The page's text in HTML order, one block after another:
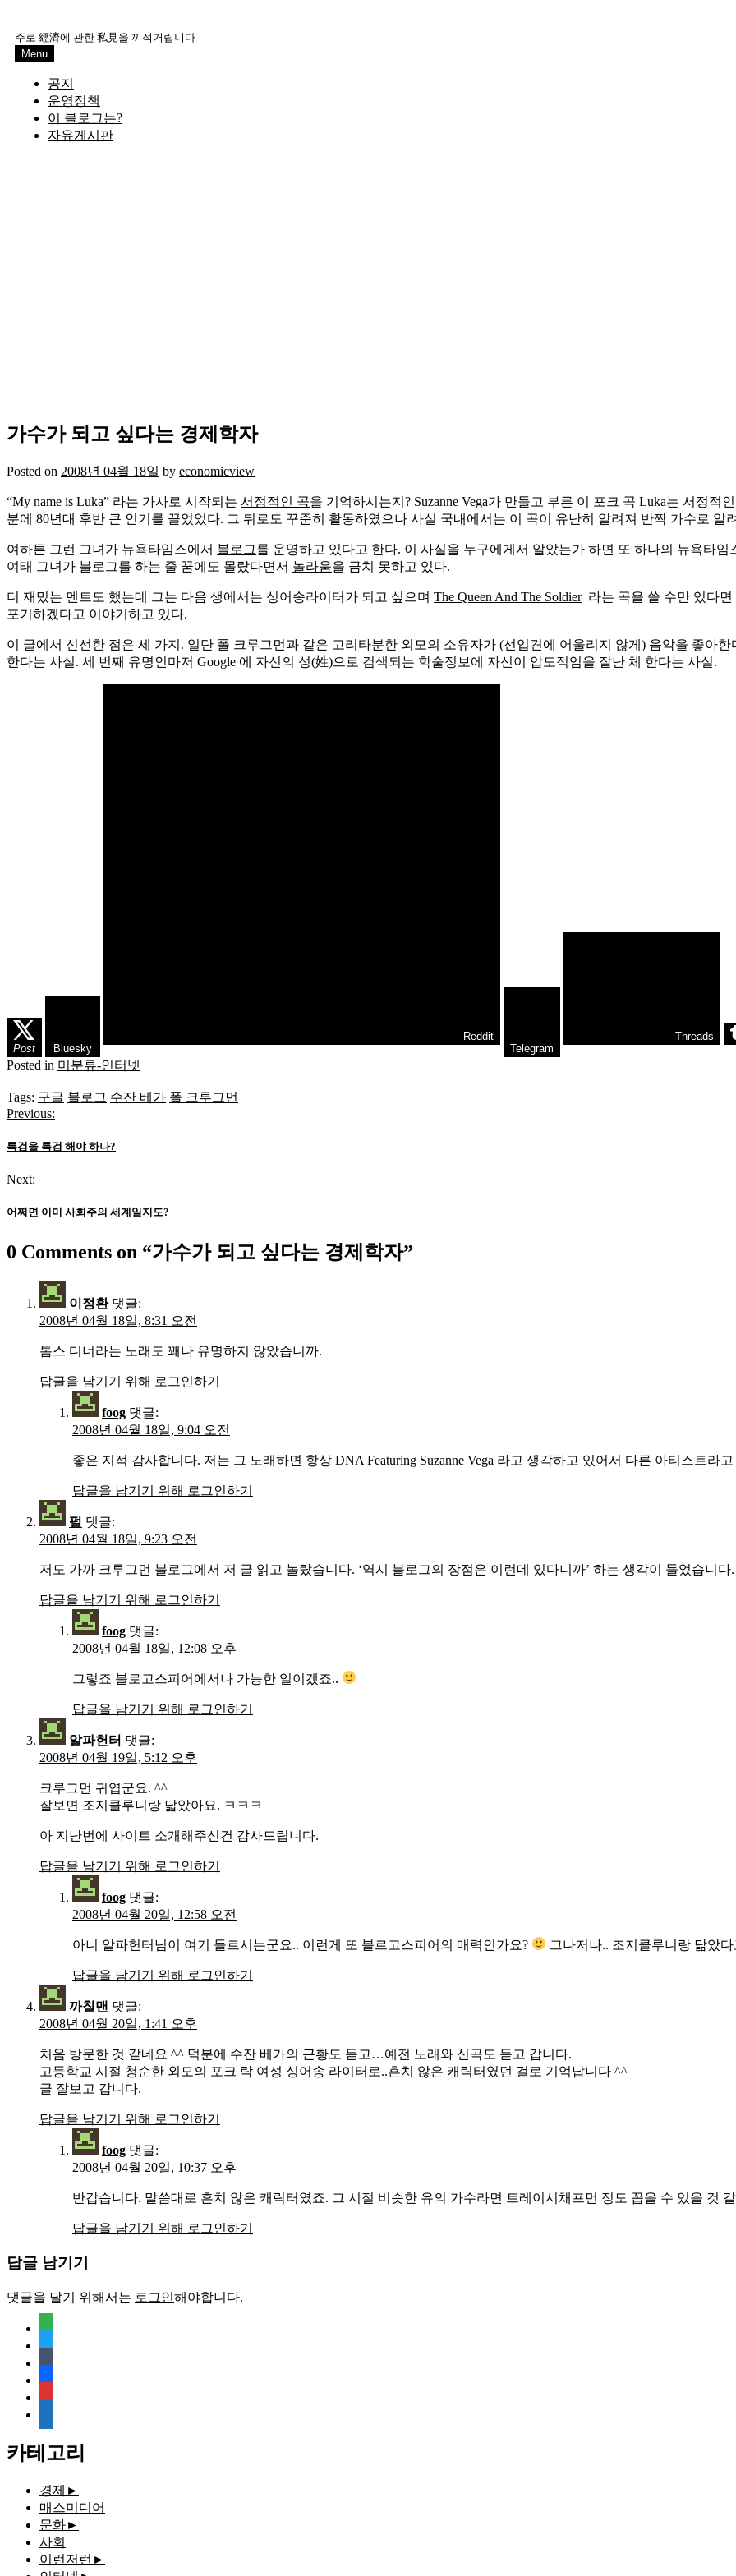
content
주로 經濟에 관한 私見을 끼적거립니다
Menu
공지
운영정책
이 블로그는?
자유게시판
가수가 되고 싶다는 경제학자
Posted on 2008년 04월 18일 by economicview
“My name is Luka” 라는 가사로 시작되는 서정적인 곡을 기억하시는지? Suzanne Vega가 만들고 부른 이 포크 곡 Luka는 서정
분에 80년대 후반 큰 인기를 끌었었다. 그 뒤로도 꾸준히 활동하였으나 사실 국내에서는 이 곡이 유난히 알려져 반짝 가수로 알
여하튼 그런 그녀가 뉴욕타임스에서 블로그를 운영하고 있다고 한다. 이 사실을 누구에게서 알았는가 하면 또 하나의 뉴욕타임
여태 그녀가 블로그를 하는 줄 꿈에도 몰랐다면서 놀라움을 금치 못하고 있다.
더 재밌는 멘트도 했는데 그는 다음 생에서는 싱어송라이터가 되고 싶으며 The Queen And The Soldier라는 곡을 쓸 수만 있다면
포기하겠다고 이야기하고 있다.
이 글에서 신선한 점은 세 가지. 일단 폴 크루그먼과 같은 고리타분한 외모의 소유자가 (선입견에 어울리지 않게) 음악을 좋아
한다는 사실. 세 번째 유명인마저 Google 에 자신의 성(姓)으로 검색되는 학술정보에 자신이 압도적임을 잘난 체 한다는 사실.
Post Bluesky
Reddit
Telegram
Threads
Posted in 미분류-인터넷
Tags: 구글 블로그 수잔 베가 폴 크루그먼
글
탐
색
Previous:
특검을 특검 해야 하나?
Next:
어쩌면 이미 사회주의 세계일지도?
0 Comments on “가수가 되고 싶다는 경제학자”
이정환 댓글:
2008년 04월 18일, 8:31 오전
톰스 디너라는 노래도 꽤나 유명하지 않았습니까.
답글을 남기기 위해 로그인하기
foog 댓글:
2008년 04월 18일, 9:04 오전
좋은 지적 감사합니다. 저는 그 노래하면 항상 DNA Featuring Suzanne Vega 라고 생각하고 있어서 다른 아티스트라
답글을 남기기 위해 로그인하기
펄 댓글:
2008년 04월 18일, 9:23 오전
저도 가까 크루그먼 블로그에서 저 글 읽고 놀랐습니다. ‘역시 블로그의 장점은 이런데 있다니까’ 하는 생각이 들었습니다.
답글을 남기기 위해 로그인하기
foog 댓글:
2008년 04월 18일, 12:08 오후
그렇죠 블로고스피어에서나 가능한 일이겠죠..
답글을 남기기 위해 로그인하기
알파헌터 댓글:
2008년 04월 19일, 5:12 오후
크루그먼 귀엽군요. ^^
잘보면 조지클루니랑 닯았아요. ㅋㅋㅋ
아 지난번에 사이트 소개해주신건 감사드립니다.
답글을 남기기 위해 로그인하기
foog 댓글:
2008년 04월 20일, 12:58 오전
아니 알파헌터님이 여기 들르시는군요.. 이런게 또 블르고스피어의 매력인가요? 그나저나.. 조지클루니랑 닮았
답글을 남기기 위해 로그인하기
까칠맨 댓글:
2008년 04월 20일, 1:41 오후
처음 방문한 것 같네요 ^^ 덕분에 수잔 베가의 근황도 듣고…예전 노래와 신곡도 듣고 갑니다.
고등학교 시절 청순한 외모의 포크 락 여성 싱어송 라이터로..흔치 않은 캐릭터였던 걸로 기억납니다 ^^
글 잘보고 갑니다.
답글을 남기기 위해 로그인하기
foog 댓글:
2008년 04월 20일, 10:37 오후
반갑습니다. 말씀대로 흔치 않은 캐릭터였죠. 그 시절 비슷한 유의 가수라면 트레이시채프먼 정도 꼽을 수 있을 것
답글을 남기기 위해 로그인하기
답글 남기기
댓글을 달기 위해서는 로그인해야합니다.
document
카테고리
경제 ►
매스미디어
문화►
사회
이런저런 ►